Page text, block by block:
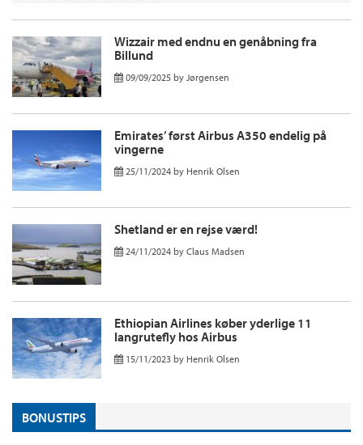
Wizzair med endnu en genåbning fra
Billund
09/09/2025 by Jørgensen
Emirates’ først Airbus A350 endelig på
vingerne
25/11/2024 by Henrik Olsen
Shetland er en rejse værd!
24/11/2024 by Claus Madsen
Ethiopian Airlines køber yderlige 11
langrutefly hos Airbus
15/11/2023 by Henrik Olsen
BONUSTIPS